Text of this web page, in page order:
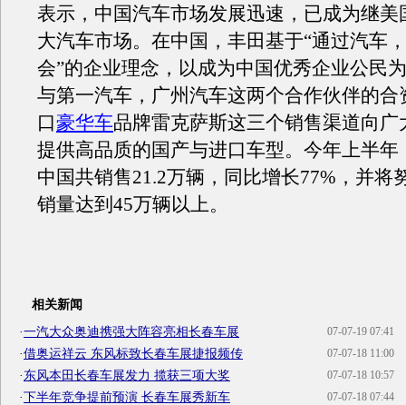
表示，中国汽车市场发展迅速，已成为继美
大汽车市场。在中国，丰田基于“通过汽车
会”的企业理念，以成为中国优秀企业公民
与第一汽车，广州汽车这两个合作伙伴的合
口豪华车品牌雷克萨斯这三个销售渠道向广
提供高品质的国产与进口车型。今年上半年
中国共销售21.2万辆，同比增长77%，并将
销量达到45万辆以上。
相关新闻
07-07-19 07:41
·一汽大众奥迪携强大阵容亮相长春车展
07-07-18 11:00
·借奥运祥云 东风标致长春车展捷报频传
07-07-18 10:57
·东风本田长春车展发力 揽获三项大奖
07-07-18 07:44
·下半年竞争提前预演 长春车展秀新车